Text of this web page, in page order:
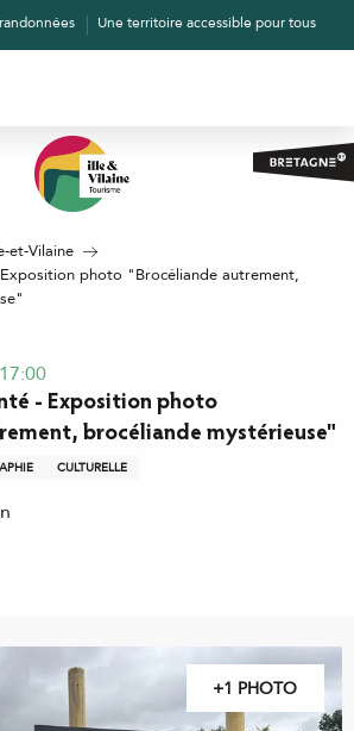
Une territoire accessible pour tous
et-Vilaine
photo "Brocéliande autrement,
- Exposition photo
brocéliande mystérieuse"
CULTURELLE
favoris
+1 PHOTO